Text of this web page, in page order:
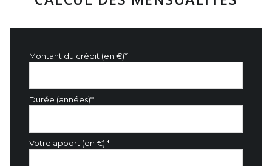
Montant du crédit (en €)*
Durée (années)*
Votre apport (en €) *